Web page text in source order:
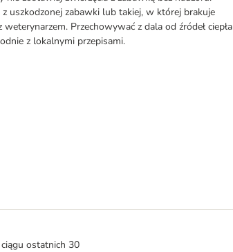
uszkodzonej zabawki lub takiej, w której brakuje
Przechowywać z dala od źródeł ciepła
z lokalnymi przepisami.
ostatnich 30